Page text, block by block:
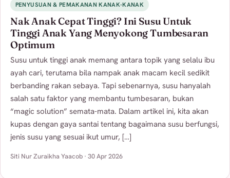
PENYUSUAN & PEMAKANAN KANAK-KANAK
Nak Anak Cepat Tinggi? Ini Susu Untuk
Tinggi Anak Yang Menyokong Tumbesaran
Optimum
Susu untuk tinggi anak memang antara topik yang selalu ibu
ayah cari, terutama bila nampak anak macam kecil sedikit
berbanding rakan sebaya. Tapi sebenarnya, susu hanyalah
salah satu faktor yang membantu tumbesaran, bukan
“magic solution” semata-mata. Dalam artikel ini, kita akan
kupas dengan gaya santai tentang bagaimana susu berfungsi,
jenis susu yang sesuai ikut umur, […]
Siti Nur Zuraikha Yaacob · 30 Apr 2026